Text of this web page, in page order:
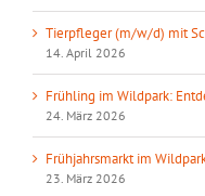
Tierpfleger (m/w/d) mit
14. April 2026
Frühling im Wildpark:
24. März 2026
Frühjahrsmarkt im
23. März 2026